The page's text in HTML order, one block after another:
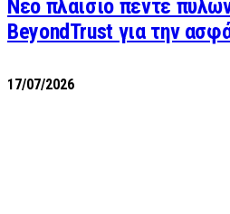
Νέο πλαίσιο πέντε
BeyondTrust για την
17/07/2026